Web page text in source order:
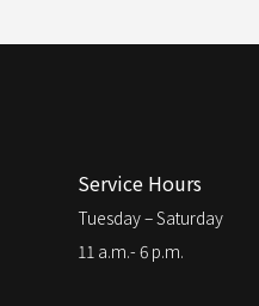
Service Hours
Tuesday – Saturday
11 a.m.- 6 p.m.